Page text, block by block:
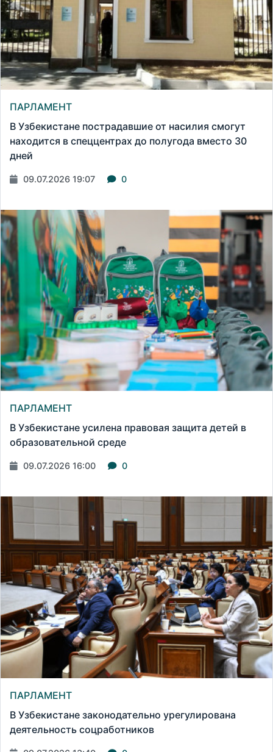
ПАРЛАМЕНТ
В Узбекистане пострадавшие от насилия смогут
находится в спеццентрах до полугода вместо 30
дней
09.07.2026 19:07 0
ПАРЛАМЕНТ
В Узбекистане усилена правовая защита детей в
образовательной среде
09.07.2026 16:00 0
ПАРЛАМЕНТ
В Узбекистане законодательно урегулирована
деятельность соцработников